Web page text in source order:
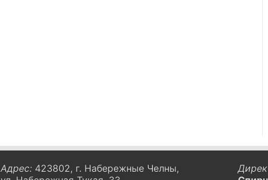
Адрес: 423802, г. Набережные Челны,